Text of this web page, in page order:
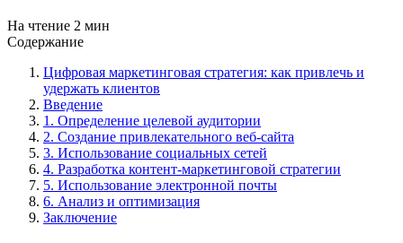
На чтение 2 мин
Содержание
Цифровая маркетинговая стратегия: как привлечь и
удержать клиентов
Введение
1. Определение целевой аудитории
2. Создание привлекательного веб-сайта
3. Использование социальных сетей
4. Разработка контент-маркетинговой стратегии
5. Использование электронной почты
6. Анализ и оптимизация
Заключение